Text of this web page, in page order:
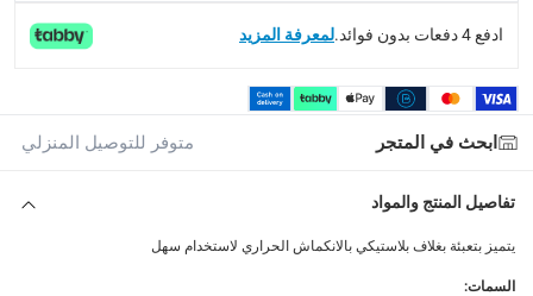
ادفع 4 دفعات بدون فوائد. لمعرفة المزيد
ابحث في المتجر متوفر للتوصيل المنزلي
تفاصيل المنتج والمواد
يتميز بتعبئة بغلاف بلاستيكي بالانكماش الحراري لاستخدام سهل
السمات: